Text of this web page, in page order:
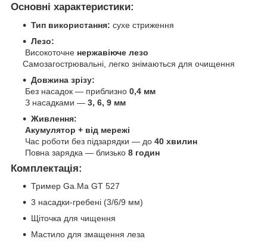
Основні характеристики:
Тип використання: сухе стриження
Лезо:
Високоточне нержавіюче лезо
Самозагострювальні, легко знімаються для очищення
Довжина зрізу:
Без насадок — приблизно 0,4 мм
З насадками — 3, 6, 9 мм
Живлення:
Акумулятор + від мережі
Час роботи без підзарядки — до 40 хвилин
Повна зарядка — близько 8 годин
Комплектація:
Тример Ga.Ma GT 527
3 насадки-гребені (3/6/9 мм)
Щіточка для чищення
Мастило для змащення леза